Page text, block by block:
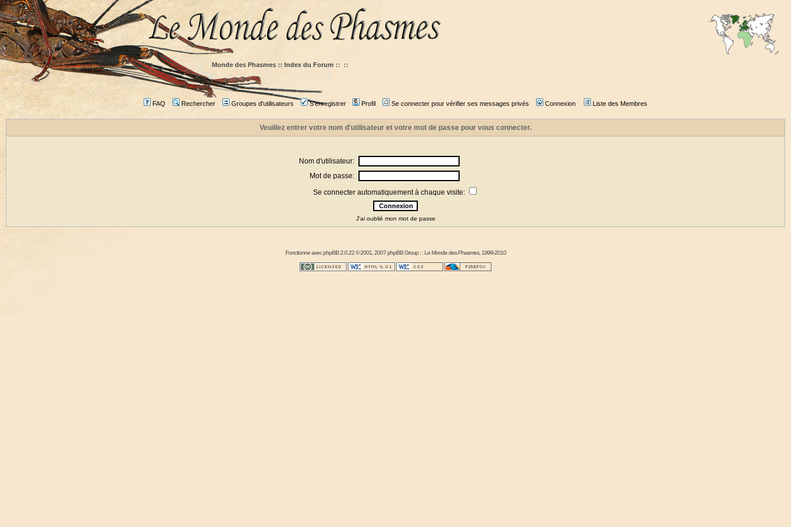
Monde des Phasmes :: Index du Forum :: ::
FAQ Rechercher Groupes d'utilisateurs S'enregistrer Profil Se connecter pour vérifier ses messages privés Connexion Liste des Membres
Veuillez entrer votre nom d'utilisateur et votre mot de passe pour vous connecter.
Nom d'utilisateur:
Mot de passe:
Se connecter automatiquement à chaque visite:
J'ai oublié mon mot de passe
Fonctionne avecphpBB2.0.22 © 2001, 2007 phpBB Group : :Le Monde des Phasmes, 1999-2010